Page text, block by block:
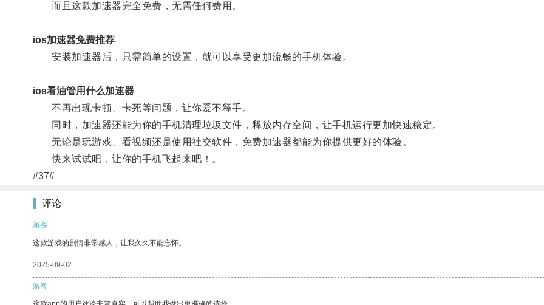
而且这款加速器完全免费，无需任何费用。
ios加速器免费推荐
安装加速器后，只需简单的设置，就可以享受更加流畅的手机体验。
ios看油管用什么加速器
不再出现卡顿、卡死等问题，让你爱不释手。
同时，加速器还能为你的手机清理垃圾文件，释放内存空间，让手机运行更加快速稳定。
无论是玩游戏、看视频还是使用社交软件，免费加速器都能为你提供更好的体验。
快来试试吧，让你的手机飞起来吧！。
#37#
评论
游客
这款游戏的剧情非常感人，让我久久不能忘怀。
2025-09-02
游客